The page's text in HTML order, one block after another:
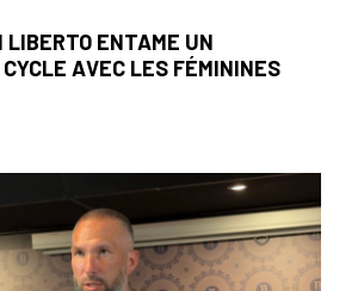
LIBERTO ENTAME UN
AVEC LES FÉMININES